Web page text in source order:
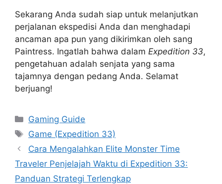
Sekarang Anda sudah siap untuk melanjutkan
perjalanan ekspedisi Anda dan menghadapi
ancaman apa pun yang dikirimkan oleh sang
Paintress. Ingatlah bahwa dalam Expedition 33,
pengetahuan adalah senjata yang sama
tajamnya dengan pedang Anda. Selamat
berjuang!
Categories
Gaming Guide
Tags
Game (Expedition 33)
Cara Mengalahkan Elite Monster Time
Traveler Penjelajah Waktu di Expedition 33:
Panduan Strategi Terlengkap